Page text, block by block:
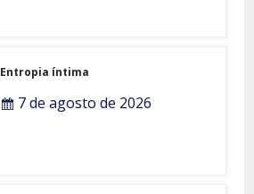
Entropia íntima
7 de agosto de 2026